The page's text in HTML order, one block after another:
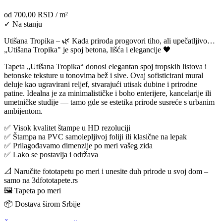
od 700,00 RSD / m²
✓ Na stanju
Utišana Tropika – 🌿 Kada priroda progovori tiho, ali upečatljivo…
„Utišana Tropika" je spoj betona, lišća i elegancije 🖤
Tapeta „Utišana Tropika“ donosi elegantan spoj tropskih listova i
betonske teksture u tonovima bež i sive. Ovaj sofisticirani mural
deluje kao ugravirani reljef, stvarajući utisak dubine i prirodne
patine. Idealna je za minimalističke i boho enterijere, kancelarije ili
umetničke studije — tamo gde se estetika prirode susreće s urbanim
ambijentom.
✅ Visok kvalitet štampe u HD rezoluciji
✅ Štampa na PVC samolepljivoj foliji ili klasične na lepak
✅ Prilagođavamo dimenzije po meri vašeg zida
✅ Lako se postavlja i održava
📐 Naručite fototapetu po meri i unesite duh prirode u svoj dom –
samo na 3dfototapete.rs
🖼️ Tapeta po meri
📦 Dostava širom Srbije